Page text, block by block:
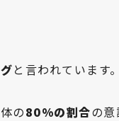
と言われています。
の80%の割合の